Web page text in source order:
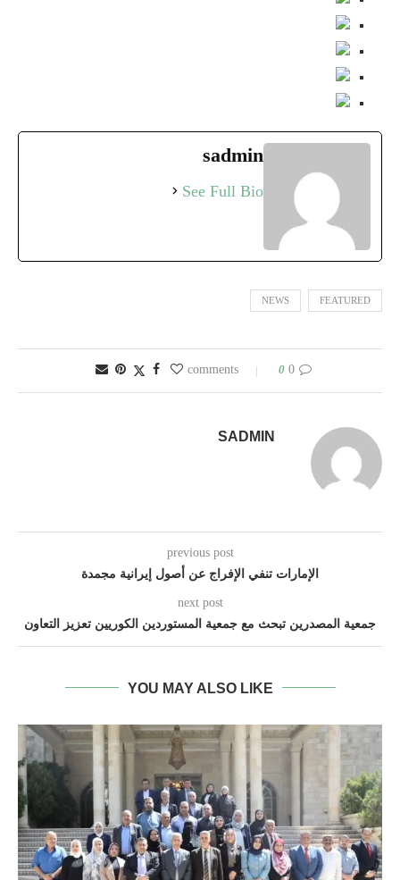
sadmin
See Full Bio
FEATURED
NEWS
0 comments
0
SADMIN
previous post
الإمارات تنفي الإفراج عن أصول إيرانية مجمدة
next post
جمعية المصدرين تبحث مع جمعية المستوردين الكوريين تعزيز التعاون
YOU MAY ALSO LIKE